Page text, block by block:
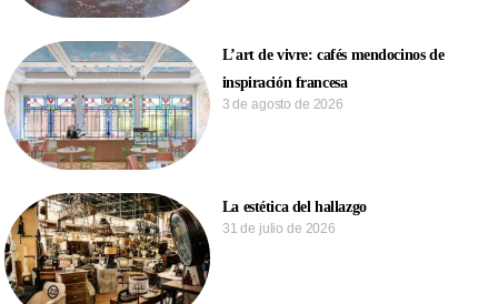
L’art de vivre: cafés mendocinos de
inspiración francesa
3 de agosto de 2026
La estética del hallazgo
31 de julio de 2026